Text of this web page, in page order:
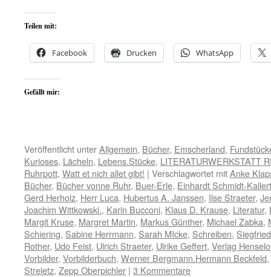
Teilen mit:
Facebook Drucken WhatsApp
Gefällt mir:
Veröffentlicht unterAllgemein, Bücher, Emscherland,
Kurioses, Lächeln, Lebens.Stücke, LITERATURWERKSTATT
Ruhrpott, Watt et nich allet gibt! | Verschlagwortet mitAnke
Bücher, Bücher vonne Ruhr, Buer-Erle, Einhardt Schmidt-Kallert
Gerd Herholz, Herr Luca, Hubertus A. Janssen, Ilse Straeter,
Joachim Wittkowski., Karin Bucconi, Klaus D. Krause, Literatur,
Margit Kruse, Margret Martin, Markus Günther, Michael Zabka,
Schiering, Sabine Herrmann, Sarah MIcke, Schreiben,
Rother, Udo Feist, Ulrich Straeter, Ulrike Geffert, Verlag
Vorbilder, Vorbilderbuch, Werner Bergmann.Hermann Beckfeld,
Streletz, Zepp Oberpichler | 3 Kommentare